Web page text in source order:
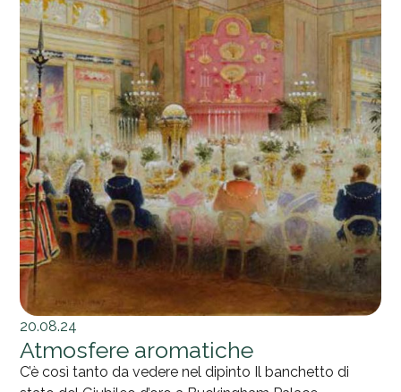
20.08.24
Atmosfere aromatiche
C’è così tanto da vedere nel dipinto Il banchetto di